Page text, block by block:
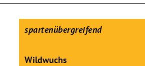
spartenübergreifend
Wildwuchs